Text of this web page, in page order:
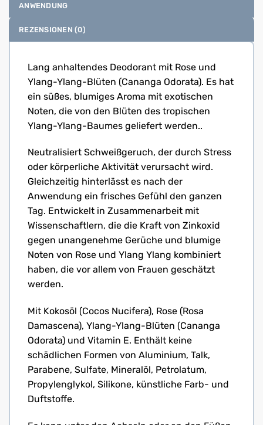
ANWENDUNG
REZENSIONEN (0)
Lang anhaltendes Deodorant mit Rose und
Ylang-Ylang-Blüten (Cananga Odorata). Es hat
ein süßes, blumiges Aroma mit exotischen
Noten, die von den Blüten des tropischen
Ylang-Ylang-Baumes geliefert werden..
Neutralisiert Schweißgeruch, der durch Stress
oder körperliche Aktivität verursacht wird.
Gleichzeitig hinterlässt es nach der
Anwendung ein frisches Gefühl den ganzen
Tag. Entwickelt in Zusammenarbeit mit
Wissenschaftlern, die die Kraft von Zinkoxid
gegen unangenehme Gerüche und blumige
Noten von Rose und Ylang Ylang kombiniert
haben, die vor allem von Frauen geschätzt
werden.
Mit Kokosöl (Cocos Nucifera), Rose (Rosa
Damascena), Ylang-Ylang-Blüten (Cananga
Odorata) und Vitamin E. Enthält keine
schädlichen Formen von Aluminium, Talk,
Parabene, Sulfate, Mineralöl, Petrolatum,
Propylenglykol, Silikone, künstliche Farb- und
Duftstoffe.